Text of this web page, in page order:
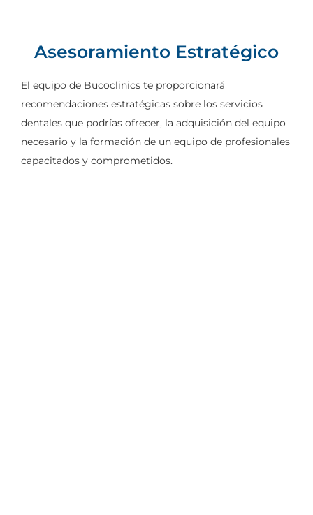
Asesoramiento Estratégico
El equipo de Bucoclinics te proporcionará
recomendaciones estratégicas sobre los servicios
dentales que podrías ofrecer, la adquisición del equipo
necesario y la formación de un equipo de profesionales
capacitados y comprometidos.